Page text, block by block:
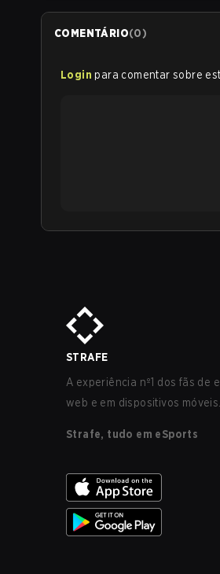
COMENTÁRIO(0)
Login para comentar sobre
STRAFE
A experiência nº1 dos fãs de
web e em dispositivos móveis.
Strafe, tudo em eSports